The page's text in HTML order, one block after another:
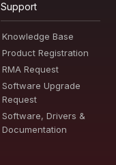
Support
Knowledge Base
Product Registration
RMA Request
Software Upgrade
Request
Software, Drivers &
Documentation